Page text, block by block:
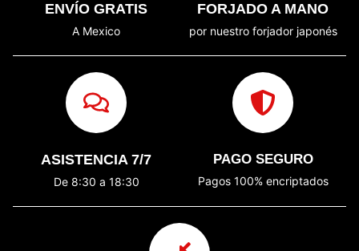
ENVÍO GRATIS
A Mexico
FORJADO A MANO
por nuestro forjador japonés
ASISTENCIA 7/7
De 8:30 a 18:30
PAGO SEGURO
Pagos 100% encriptados